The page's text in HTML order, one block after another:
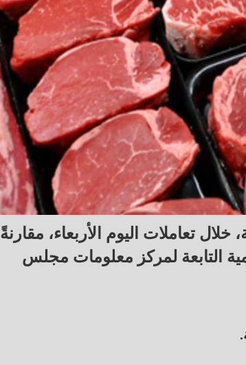
تعاملات اليوم الأربعاء، مقارنةً
التابعة لمركز معلومات مجلس